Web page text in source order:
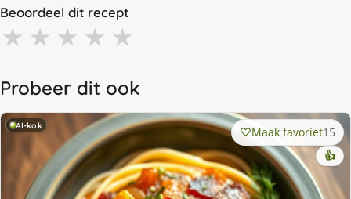
Beoordeel dit recept
★ ★ ★ ★ ★
Probeer dit ook
AI-kok Maak favoriet15
👍